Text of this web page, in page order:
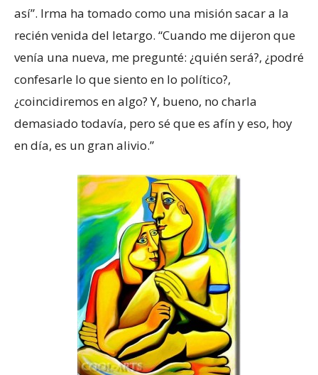
así”. Irma ha tomado como una misión sacar a la
recién venida del letargo. “Cuando me dijeron que
venía una nueva, me pregunté: ¿quién será?, ¿podré
confesarle lo que siento en lo político?,
¿coincidiremos en algo? Y, bueno, no charla
demasiado todavía, pero sé que es afín y eso, hoy
en día, es un gran alivio.”